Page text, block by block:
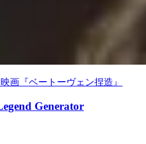
画『ベートーヴェン捏造』
Generator